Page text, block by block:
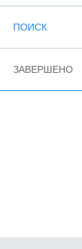
ПОИСК
ЗАВЕРШЕНО